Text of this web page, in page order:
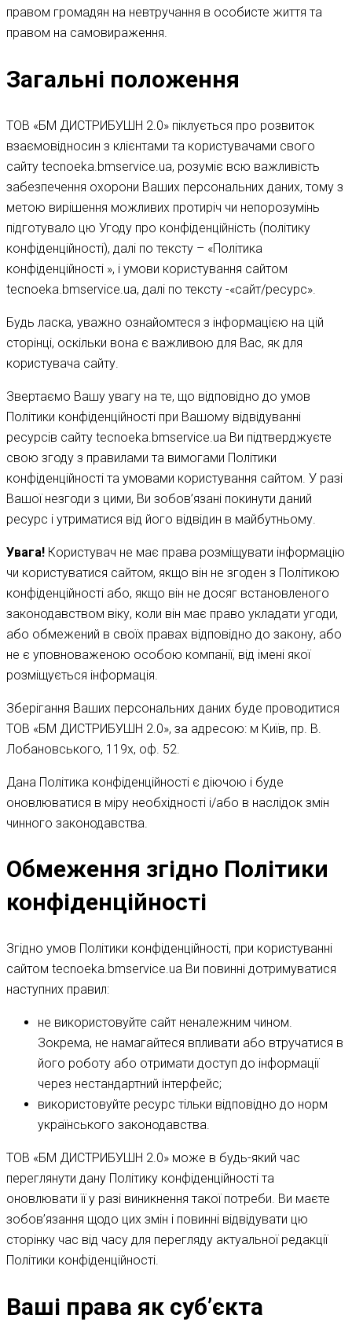
правом громадян на невтручання в особисте життя та
правом на самовираження.
Загальні положення
ТОВ «БМ ДИСТРИБУШН 2.0» піклується про розвиток
взаємовідносин з клієнтами та користувачами свого
сайту tecnoeka.bmservice.ua, розуміє всю важливість
забезпечення охорони Ваших персональних даних, тому з
метою вирішення можливих протиріч чи непорозумінь
підготувало цю Угоду про конфіденційність (політику
конфіденційності), далі по тексту – «Політика
конфіденційності », і умови користування сайтом
tecnoeka.bmservice.ua, далі по тексту -«сайт/ресурс».
Будь ласка, уважно ознайомтеся з інформацією на цій
сторінці, оскільки вона є важливою для Вас, як для
користувача сайту.
Звертаємо Вашу увагу на те, що відповідно до умов
Політики конфіденційності при Вашому відвідуванні
ресурсів сайту tecnoeka.bmservice.ua Ви підтверджуєте
свою згоду з правилами та вимогами Політики
конфіденційності та умовами користування сайтом. У разі
Вашої незгоди з цими, Ви зобов’язані покинути даний
ресурс і утриматися від його відвідин в майбутньому.
Увага! Користувач не має права розміщувати інформацію
чи користуватися сайтом, якщо він не згоден з Політикою
конфіденційності або, якщо він не досяг встановленого
законодавством віку, коли він має право укладати угоди,
або обмежений в своїх правах відповідно до закону, або
не є уповноваженою особою компанії, від імені якої
розміщується інформація.
Зберігання Ваших персональних даних буде проводитися
ТОВ «БМ ДИСТРИБУШН 2.0», за адресою: м Київ, пр. В.
Лобановського, 119х, оф. 52.
Дана Політика конфіденційності є діючою і буде
оновлюватися в міру необхідності і/або в наслідок змін
чинного законодавства.
Обмеження згідно Політики
конфіденційності
Згідно умов Політики конфіденційності, при користуванні
сайтом tecnoeka.bmservice.ua Ви повинні дотримуватися
наступних правил:
не використовуйте сайт неналежним чином.
Зокрема, не намагайтеся впливати або втручатися в
його роботу або отримати доступ до інформації
через нестандартний інтерфейс;
використовуйте ресурс тільки відповідно до норм
українського законодавства.
ТОВ «БМ ДИСТРИБУШН 2.0» може в будь-який час
переглянути дану Політику конфіденційності та
оновлювати її у разі виникнення такої потреби. Ви маєте
зобов’язання щодо цих змін і повинні відвідувати цю
сторінку час від часу для перегляду актуальної редакції
Політики конфіденційності.
Ваші права як суб’єкта